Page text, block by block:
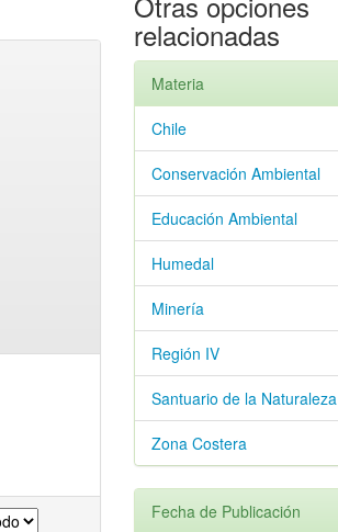
relacionadas
Materia
Chile
Conservación Ambiental
Educación Ambiental
Humedal
Minería
Región IV
Santuario de la Naturaleza
Zona Costera
Fecha de Publicación